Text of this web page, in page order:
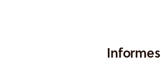
Informes